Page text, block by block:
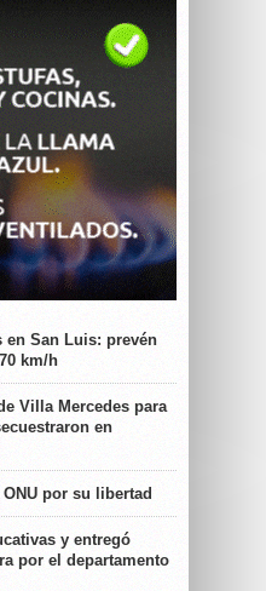
en San Luis: prevén
km/h
Villa Mercedes para
en
por su libertad
y entregó
por el departamento